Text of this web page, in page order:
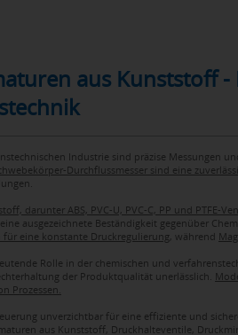
aus Kunststoff -
Industrie sind präzise Messungen
Durchflussmesser sind eine
darunter ABS, PVC-U, PVC-C, PP und PTFE-
ausgezeichnete Beständigkeit gegenüber
eine konstante Druckregulierung, während
Rolle in der chemischen und
der Produktqualität unerlässlich.
Prozessen.
unverzichtbar für eine effiziente und
aus Kunststoff, Druckhalteventile,